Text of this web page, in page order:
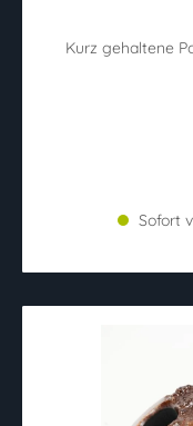
Kurz gehaltene
Sofort